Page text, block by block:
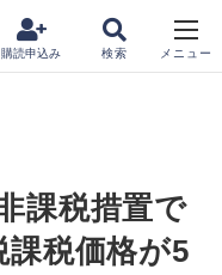
購読申込み
課税措置で
税価格が5